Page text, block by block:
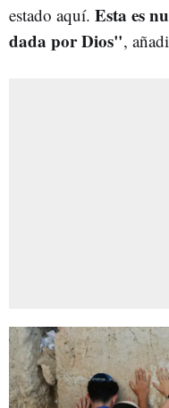
estado aquí. Esta es
dada por Dios",